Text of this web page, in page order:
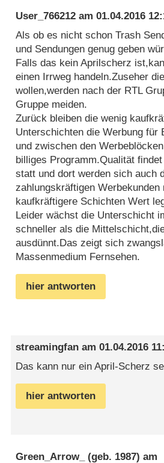
User_766212 am01.04.2016
Als ob es nicht schon Trash
und Sendungen genug geben
Falls das kein Aprilscherz
einen Irrweg handeln.Zuseher
wollen,werden nach der RTL
Gruppe meiden.
Zurück bleiben die wenig
Unterschichten die Werbung für
und zwischen den
billiges Programm.Qualität
statt und dort werden sich auch
zahlungskräftigen Werbekunden
kaufkräftigere Schichten Wert
Leider wächst die Unterschicht
schneller als die
ausdünnt.Das zeigt sich
Massenmedium Fernsehen.
hier antworten
streamingfan am01.04.2016
Das kann nur ein April-Scherz
hier antworten
Green_Arrow_ (geb. 1987) am